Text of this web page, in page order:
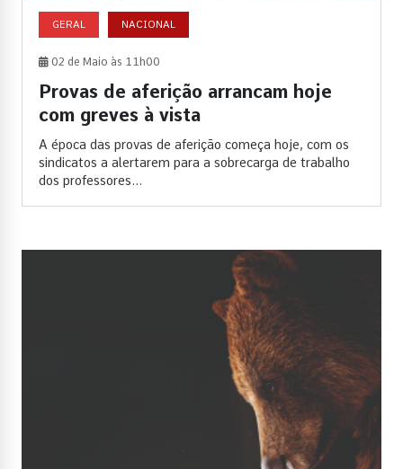
GERAL NACIONAL
02 de Maio às 11h00
Provas de aferição arrancam hoje
com greves à vista
A época das provas de aferição começa hoje, com os
sindicatos a alertarem para a sobrecarga de trabalho
dos professores...